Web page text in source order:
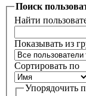
Поиск
Найти
Показывать из
Сортировать по
Упорядочить